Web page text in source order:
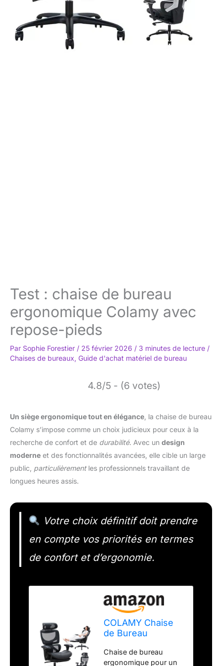
Test : chaise de bureau
ergonomique Colamy avec
repose-pieds
Par Sophie Forestier / 25 février 2026 / 3 minutes de lecture /
Chaises de bureaux, Guide d'achat matériel de bureau
4.8/5 - (6 votes)
Un siège ergonomique tout en élégance , la chaise de bureau
Colamy s’impose comme un choix judicieux pour ceux à la
recherche de confort et de durabilité. Avec un design
moderne et des fonctionnalités avancées, elle cible un large
public, particulièrementles professionnels travaillant de
longues heures assis.
Votre choix définitif doit prendre
en compte vos priorités en termes
de confort et d’ergonomie.
COLAMY Chaise
de Bureau
Repose-Pieds -
Chaise de bureau
ergonomique pour un